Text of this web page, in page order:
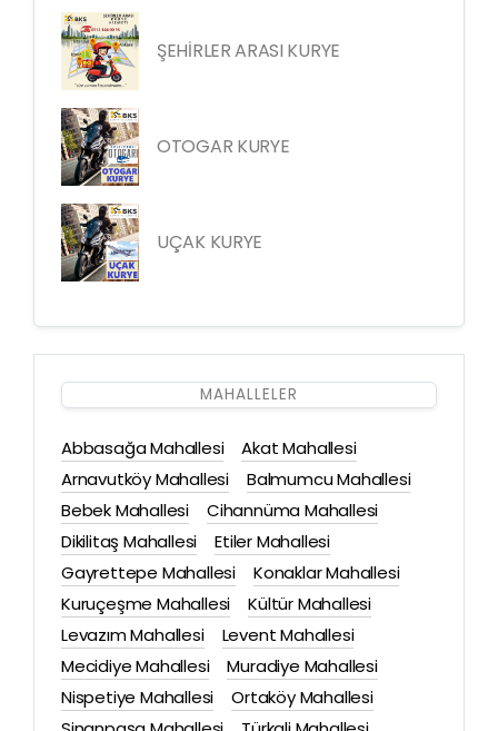
ŞEHİRLER ARASI KURYE
OTOGAR KURYE
UÇAK KURYE
MAHALLELER
Abbasağa Mahallesi
Akat Mahallesi
Arnavutköy Mahallesi
Balmumcu Mahallesi
Bebek Mahallesi
Cihannüma Mahallesi
Dikilitaş Mahallesi
Etiler Mahallesi
Gayrettepe Mahallesi
Konaklar Mahallesi
Kuruçeşme Mahallesi
Kültür Mahallesi
Levazım Mahallesi
Levent Mahallesi
Mecidiye Mahallesi
Muradiye Mahallesi
Nispetiye Mahallesi
Ortaköy Mahallesi